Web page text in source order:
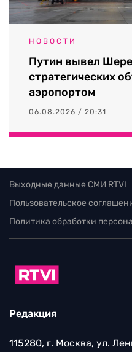
НОВОСТИ
Путин вывел
стратегических
аэропортом
06.08.2026 / 20:31
Выходные данные СМИ RTVI
Пользовательское
Политика обработки
Редакция
115280, г. Москва, ул.